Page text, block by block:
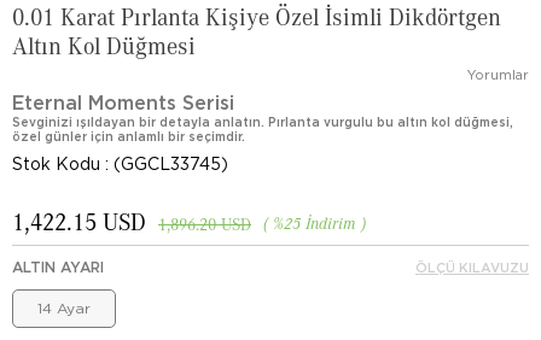
0.01 Karat Pırlanta Kişiye Özel İsimli Dikdörtgen
Altın Kol Düğmesi
Yorumlar
Eternal Moments Serisi
Sevginizi ışıldayan bir detayla anlatın. Pırlanta vurgulu bu altın kol düğmesi,
özel günler için anlamlı bir seçimdir.
Stok Kodu (GGCL33745)
%25 İndirim
1,896.20 USD
1,422.15 USD
ALTIN AYARI
14 Ayar
ÖLÇÜ KILAVUZU